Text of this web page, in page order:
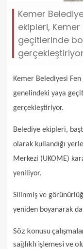
Kemer
ekipleri,
geçitlerinde
Kemer Belediyesi
genelindeki yaya
gerçekleştiriyor.
Belediye ekipleri,
olarak kullandığı
Merkezi (UKOME)
yeniliyor.
Silinmiş ve
yeniden boyanarak
Söz konusu
sağlıklı işlemesi ve